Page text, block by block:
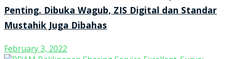
Penting. Dibuka Wagub, ZIS Digital dan Standar
Mustahik Juga Dibahas
February 3, 2022